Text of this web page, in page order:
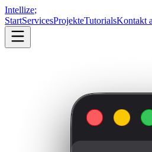
Intellize;
StartServicesProjekteTutorialsKontakt